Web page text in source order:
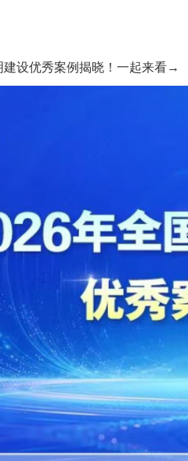
设优秀案例揭晓！一起来看→